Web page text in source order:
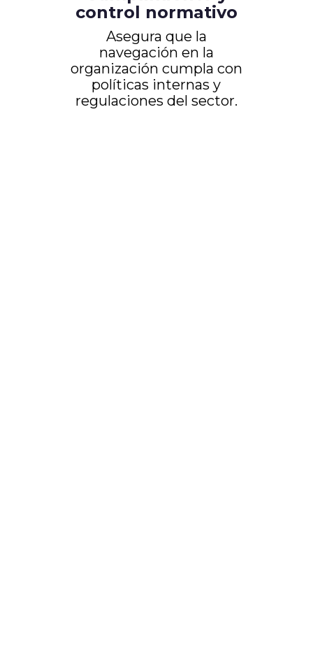
control normativo
Asegura que la
navegación en la
organización cumpla con
políticas internas y
regulaciones del sector.